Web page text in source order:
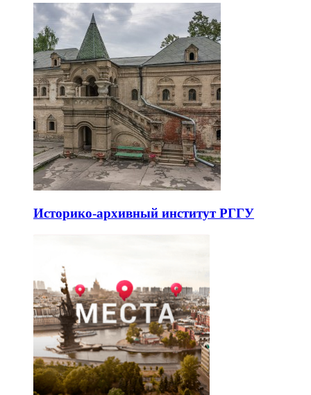
Историко-архивный институт РГГУ